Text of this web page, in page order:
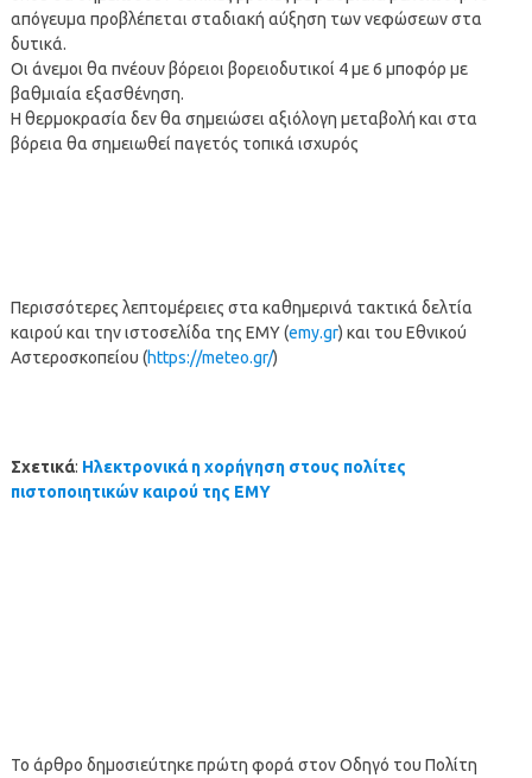
απόγευμα προβλέπεται σταδιακή αύξηση των νεφώσεων στα
δυτικά.
Οι άνεμοι θα πνέουν βόρειοι βορειοδυτικοί 4 με 6 μποφόρ με
βαθμιαία εξασθένηση.
Η θερμοκρασία δεν θα σημειώσει αξιόλογη μεταβολή και στα
βόρεια θα σημειωθεί παγετός τοπικά ισχυρός
Περισσότερες λεπτομέρειες στα καθημερινά τακτικά δελτία
καιρού και την ιστοσελίδα της ΕΜΥ (emy.gr) και του Εθνικού
Αστεροσκοπείου (https://meteo.gr/)
Σχετικά: Ηλεκτρονικά η χορήγηση στους πολίτες
πιστοποιητικών καιρού της ΕΜΥ
Το άρθρο δημοσιεύτηκε πρώτη φορά στον Οδηγό του Πολίτη